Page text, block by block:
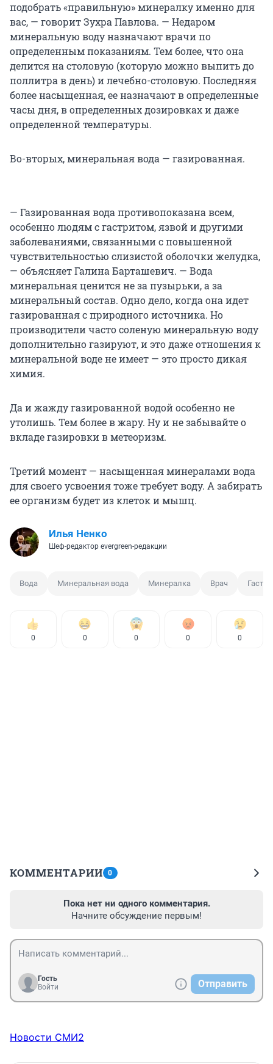
подобрать «правильную» минералку именно для
вас, — говорит Зухра Павлова. — Недаром
минеральную воду назначают врачи по
определенным показаниям. Тем более, что она
делится на столовую (которую можно выпить до
поллитра в день) и лечебно-столовую. Последняя
более насыщенная, ее назначают в определенные
часы дня, в определенных дозировках и даже
определенной температуры.
Во-вторых, минеральная вода — газированная.
— Газированная вода противопоказана всем,
особенно людям с гастритом, язвой и другими
заболеваниями, связанными с повышенной
чувствительностью слизистой оболочки желудка,
— объясняет Галина Барташевич. — Вода
минеральная ценится не за пузырьки, а за
минеральный состав. Одно дело, когда она идет
газированная с природного источника. Но
производители часто соленую минеральную воду
дополнительно газируют, и это даже отношения к
минеральной воде не имеет — это просто дикая
химия.
Да и жажду газированной водой особенно не
утолишь. Тем более в жару. Ну и не забывайте о
вкладе газировки в метеоризм.
Третий момент — насыщенная минералами вода
для своего усвоения тоже требует воду. А забирать
ее организм будет из клеток и мышц.
Илья Ненко
Шеф-редактор evergreen-редакции
Вода Минеральная вода Минералка Врач
0 0 0 0 0
КОММЕНТАРИИ 0
Пока нет ни одного комментария.
Начните обсуждение первым!
Гость
Войти
Отправить
Новости СМИ2